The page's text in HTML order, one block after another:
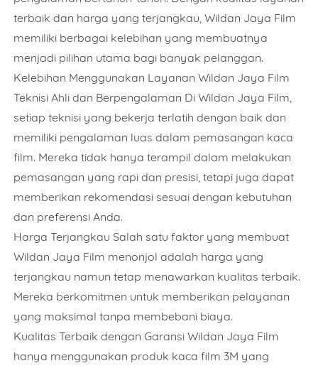
terbaik dan harga yang terjangkau, Wildan Jaya Film
memiliki berbagai kelebihan yang membuatnya
menjadi pilihan utama bagi banyak pelanggan.
Kelebihan Menggunakan Layanan Wildan Jaya Film
Teknisi Ahli dan Berpengalaman Di Wildan Jaya Film,
setiap teknisi yang bekerja terlatih dengan baik dan
memiliki pengalaman luas dalam pemasangan kaca
film. Mereka tidak hanya terampil dalam melakukan
pemasangan yang rapi dan presisi, tetapi juga dapat
memberikan rekomendasi sesuai dengan kebutuhan
dan preferensi Anda.
Harga Terjangkau Salah satu faktor yang membuat
Wildan Jaya Film menonjol adalah harga yang
terjangkau namun tetap menawarkan kualitas terbaik.
Mereka berkomitmen untuk memberikan pelayanan
yang maksimal tanpa membebani biaya.
Kualitas Terbaik dengan Garansi Wildan Jaya Film
hanya menggunakan produk kaca film 3M yang